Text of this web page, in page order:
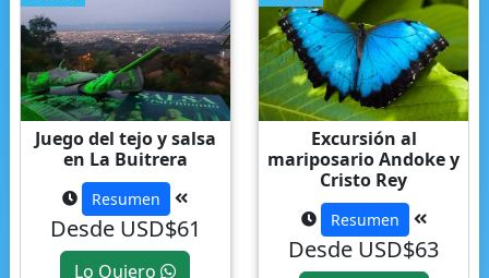
Juego del tejo y salsa
en La Buitrera
Resumen
Desde USD$61
Lo Quiero
Excursión al
mariposario Andoke y
Cristo Rey
Resumen
Desde USD$63